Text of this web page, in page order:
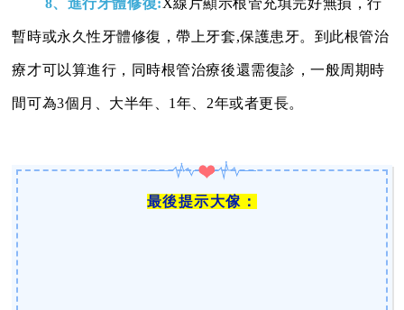
暫時或永久性牙體修復，帶上牙套,保護患牙。到此根管治
療才可以算進行，同時根管治療後還需復診，一般周期時
間可為3個月、大半年、1年、2年或者更長。
最後提示大傢：